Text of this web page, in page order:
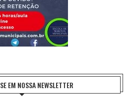
EM NOSSA NEWSLETTER